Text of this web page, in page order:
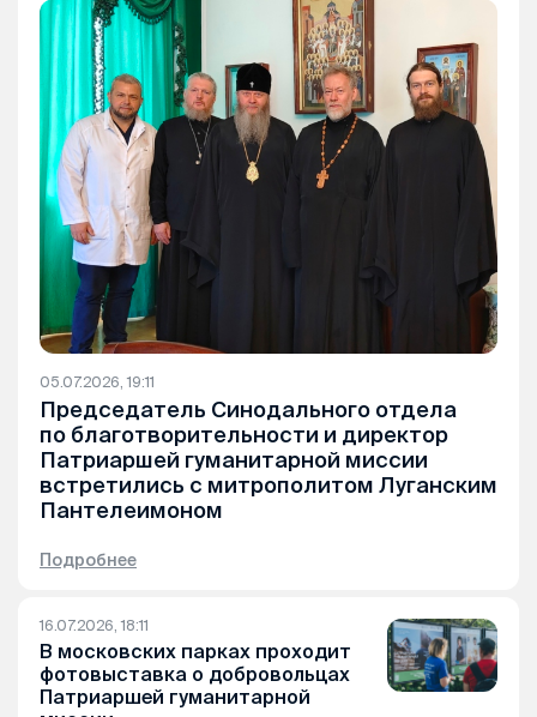
05.07.2026, 19:11
Председатель Синодального отдела
по благотворительности и директор
Патриаршей гуманитарной миссии
встретились с митрополитом Луганским
Пантелеимоном
Подробнее
16.07.2026, 18:11
В московских парках проходит
фотовыставка о добровольцах
Патриаршей гуманитарной